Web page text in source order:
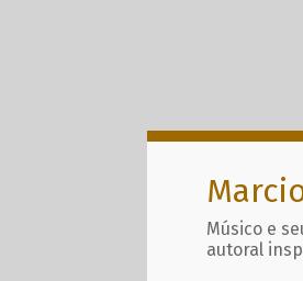
Músico e
autoral